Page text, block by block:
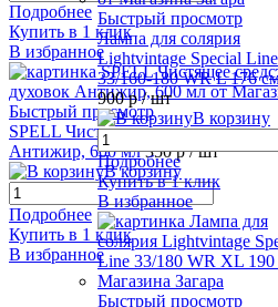
Быстрый просмотр
Лампа для солярия
Lightvintage Special Line
33/160-180 WR L 176
900 р/ шт
В корзину
Подробнее
Купить в 1 клик
В избранное
Быстрый просмотр
Подробнее
Купить в 1 клик
В избранное
Быстрый просмотр
SPELL Чистящее средство для
Антижир, 600 мл 350 р/ шт
В корзину
Подробнее
Купить в 1 клик
В избранное